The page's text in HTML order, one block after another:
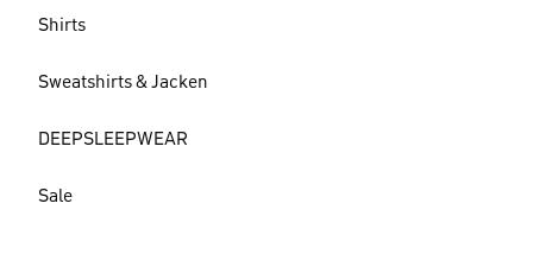
Shirts
Sweatshirts & Jacken
DEEPSLEEPWEAR
Sale